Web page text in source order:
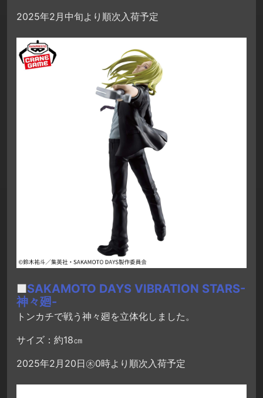
2025年2月中旬より順次入荷予定
■SAKAMOTO DAYS VIBRATION STARS-
神々廻-
トンカチで戦う神々廻を立体化しました。
サイズ：約18㎝
2025年2月20日㊍0時より順次入荷予定